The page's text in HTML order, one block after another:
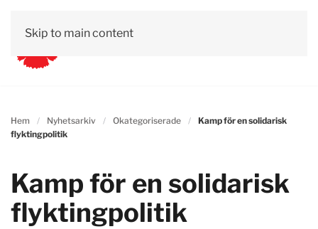
Skip to main content
Hem Nyhetsarkiv Okategoriserade
Kamp för en solidarisk
flyktingpolitik
Kamp för en solidarisk
flyktingpolitik